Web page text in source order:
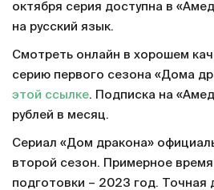
октября серия доступна в
на русский язык.
Смотреть онлайн в хорошем
серию первого сезона «Дома
этой ссылке. Подписка на
рублей в месяц.
Сериал «Дом дракона»
второй сезон. Примерное
подготовки – 2023 год. Точная